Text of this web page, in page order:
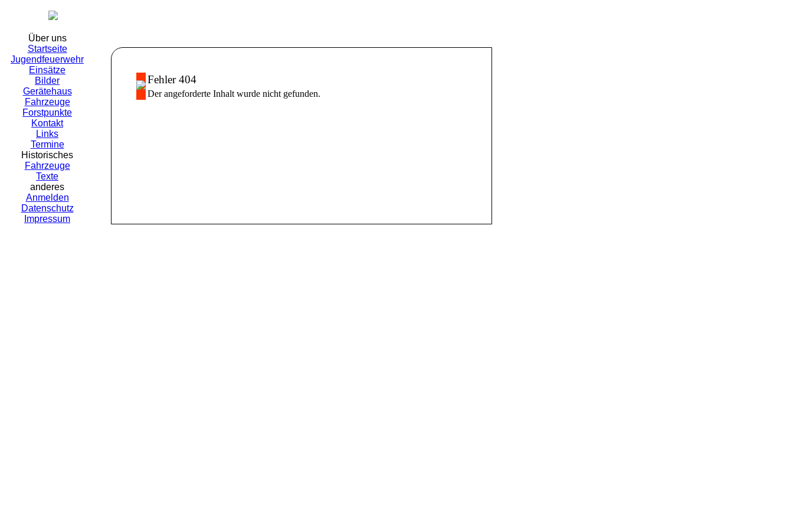
Über uns
Startseite
Jugendfeuerwehr
Einsätze
Bilder
Gerätehaus
Fahrzeuge
Forstpunkte
Kontakt
Links
Termine
Historisches
Fahrzeuge
Texte
anderes
Anmelden
Datenschutz
Impressum
Fehler 404
Der angeforderte Inhalt wurde nicht gefunden.